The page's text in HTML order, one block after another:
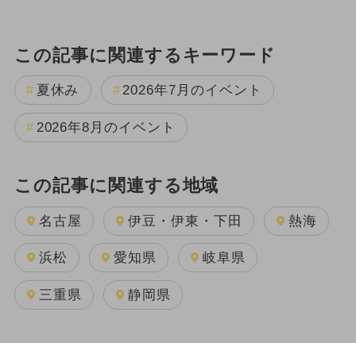
この記事に関連するキーワード
夏休み 2026年7月のイベント
2026年8月のイベント
この記事に関連する地域
名古屋 伊豆・伊東・下田 熱海
浜松 愛知県 岐阜県
三重県 静岡県